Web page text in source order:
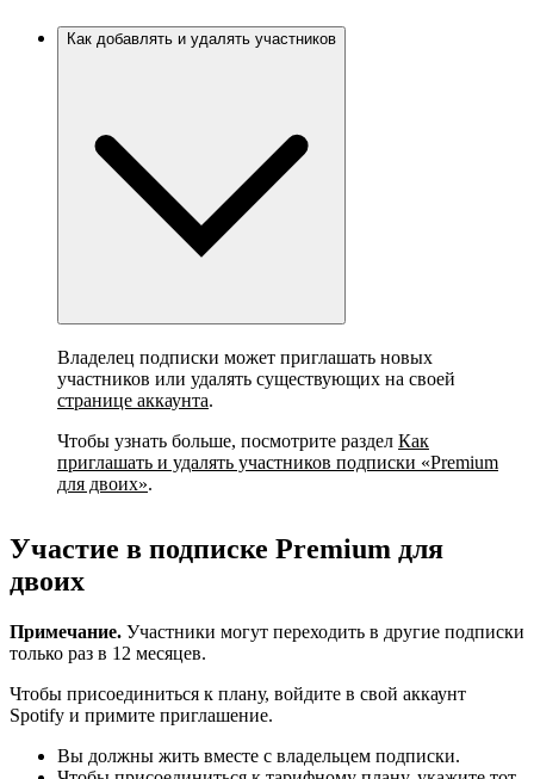
Как добавлять и удалять участников
Владелец подписки может приглашать новых
участников или удалять существующих на своей
странице аккаунта.
Чтобы узнать больше, посмотрите раздел Как
приглашать и удалять участников подписки «Premium
для двоих».
Участие в подписке Premium для
двоих
Примечание. Участники могут переходить в другие подписки
только раз в 12 месяцев.
Чтобы присоединиться к плану, войдите в свой аккаунт
Spotify и примите приглашение.
Вы должны жить вместе с владельцем подписки.